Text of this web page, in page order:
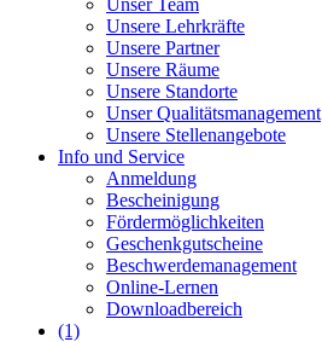
Unser Team
Unsere Lehrkräfte
Unsere Partner
Unsere Räume
Unsere Standorte
Unser Qualitätsmanagement
Unsere Stellenangebote
Info und Service
Anmeldung
Bescheinigung
Fördermöglichkeiten
Geschenkgutscheine
Beschwerdemanagement
Online-Lernen
Downloadbereich
(1)